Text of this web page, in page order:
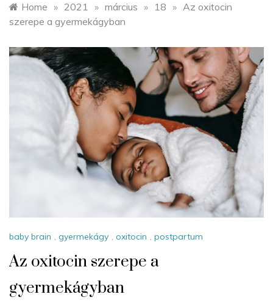
Home » 2021 » március » 18 » Az oxitocin
szerepe a gyermekágyban
baby brain , gyermekágy , oxitocin , postpartum
Az oxitocin szerepe a
gyermekágyban